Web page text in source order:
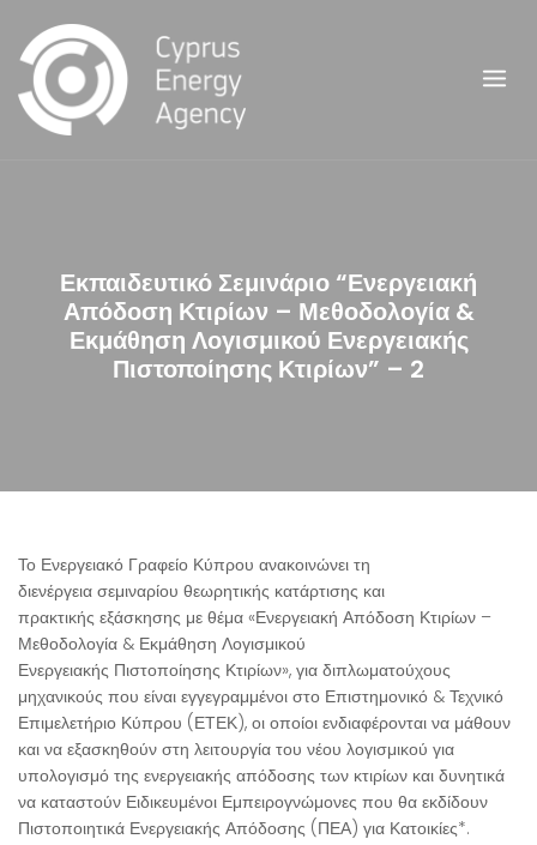
content
Εκπαιδευτικό Σεμινάριο “Ενεργειακή
Απόδοση Κτιρίων – Μεθοδολογία &
Εκμάθηση Λογισμικού Ενεργειακής
Πιστοποίησης Κτιρίων” – 2
Το Ενεργειακό Γραφείο Κύπρου ανακοινώνει τη
διενέργεια σεμιναρίου θεωρητικής κατάρτισης και
πρακτικής εξάσκησης με θέμα «Ενεργειακή Απόδοση Κτιρίων –
Μεθοδολογία & Εκμάθηση Λογισμικού
Ενεργειακής Πιστοποίησης Κτιρίων», για διπλωματούχους
μηχανικούς που είναι εγγεγραμμένοι στο Επιστημονικό & Τεχνικό
Επιμελετήριο Κύπρου (ΕΤΕΚ), οι οποίοι ενδιαφέρονται να μάθουν
και να εξασκηθούν στη λειτουργία του νέου λογισμικού για
υπολογισμό της ενεργειακής απόδοσης των κτιρίων και δυνητικά
να καταστούν Ειδικευμένοι Εμπειρογνώμονες που θα εκδίδουν
Πιστοποιητικά Ενεργειακής Απόδοσης (ΠΕΑ) για Κατοικίες*.